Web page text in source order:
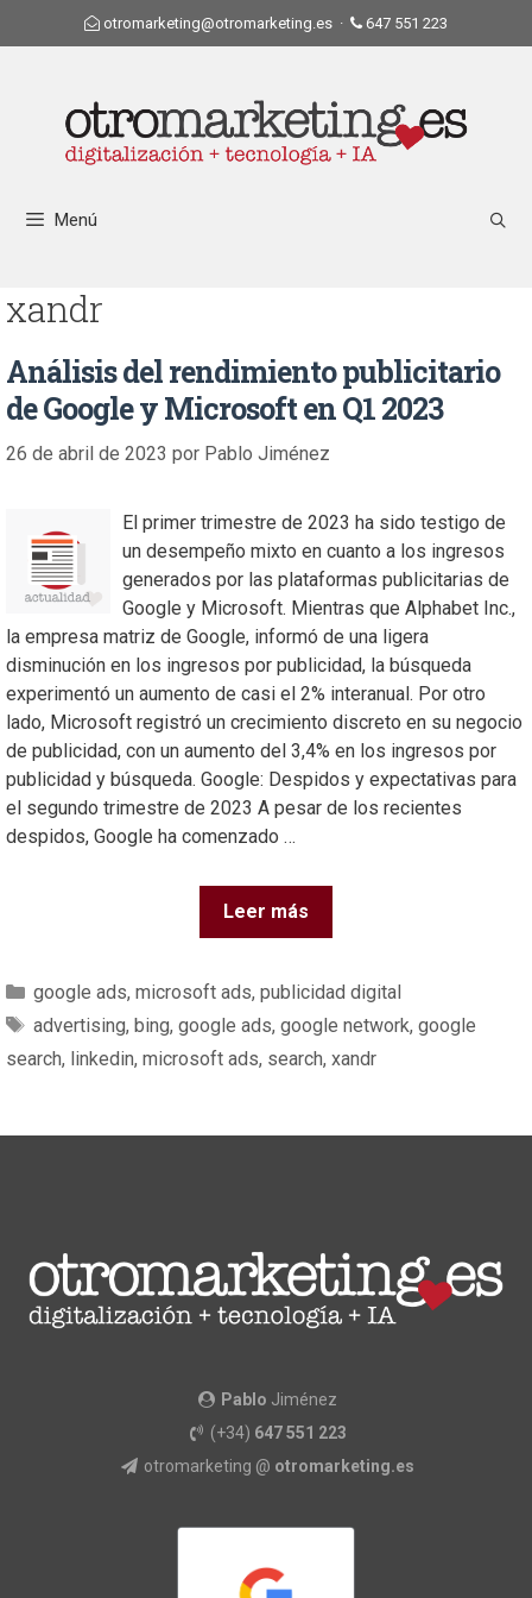
otromarketing@otromarketing.es · 647 551 223
Menú
xandr
Análisis del rendimiento publicitario
de Google y Microsoft en Q1 2023
26 de abril de 2023 por Pablo Jiménez
El primer trimestre de 2023 ha sido testigo de
un desempeño mixto en cuanto a los ingresos
generados por las plataformas publicitarias de
Google y Microsoft. Mientras que Alphabet Inc.,
la empresa matriz de Google, informó de una ligera
disminución en los ingresos por publicidad, la búsqueda
experimentó un aumento de casi el 2% interanual. Por otro
lado, Microsoft registró un crecimiento discreto en su negocio
de publicidad, con un aumento del 3,4% en los ingresos por
publicidad y búsqueda. Google: Despidos y expectativas para
el segundo trimestre de 2023 A pesar de los recientes
despidos, Google ha comenzado …
Leer más
google ads, microsoft ads, publicidad digital
advertising, bing, google ads, google network, google
search, linkedin, microsoft ads, search, xandr
Pablo Jiménez
(+34) 647 551 223
otromarketing @ otromarketing.es